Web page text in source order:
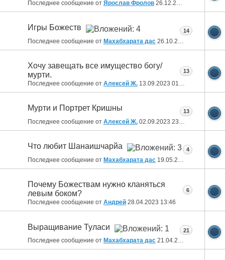
Последнее сообщение от Ярослав Фролов 26.12.2023
Игры Божеств
Последнее сообщение от Махабхарата дас 26.10.2023
14
Хочу завещать все имущество богу/
мурти.
Последнее сообщение от Алексей Ж. 13.09.2023 01:45
13
Мурти и Портрет Кришны
Последнее сообщение от Алексей Ж. 02.09.2023 23:43
13
Что любит Шанаишчарйа
Последнее сообщение от Махабхарата дас 19.05.2023
4
Почему Божествам нужно кланяться
левым боком?
Последнее сообщение от Aндрей 28.04.2023 13:46
6
Выращивание Туласи
Последнее сообщение от Махабхарата дас 21.04.2023
21